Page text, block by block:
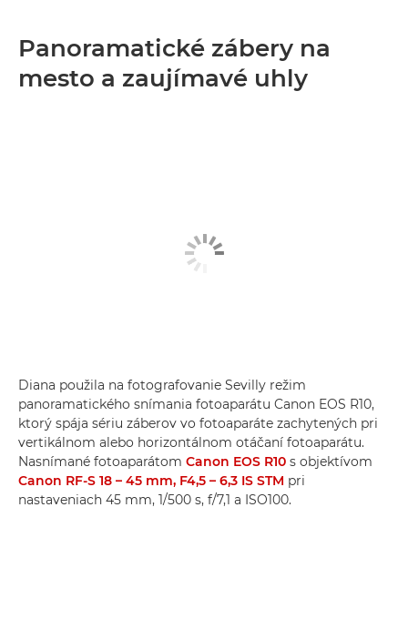
Panoramatické zábery na
mesto a zaujímavé uhly
Diana použila na fotografovanie Sevilly režim
panoramatického snímania fotoaparátu Canon EOS R10,
ktorý spája sériu záberov vo fotoaparáte zachytených pri
vertikálnom alebo horizontálnom otáčaní fotoaparátu.
Nasnímané fotoaparátom Canon EOS R10 s objektívom
Canon RF-S 18 – 45 mm, F4,5 – 6,3 IS STM pri
nastaveniach 45 mm, 1/500 s, f/7,1 a ISO100.